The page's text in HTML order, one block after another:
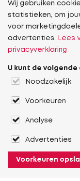
Wij gebruiken
statistieken, om
voor
advertenties.
Lees
privacyverklaring
U kunt de
Noodzakelijk
Voorkeuren
Analyse
Advertenties
Voorkeuren